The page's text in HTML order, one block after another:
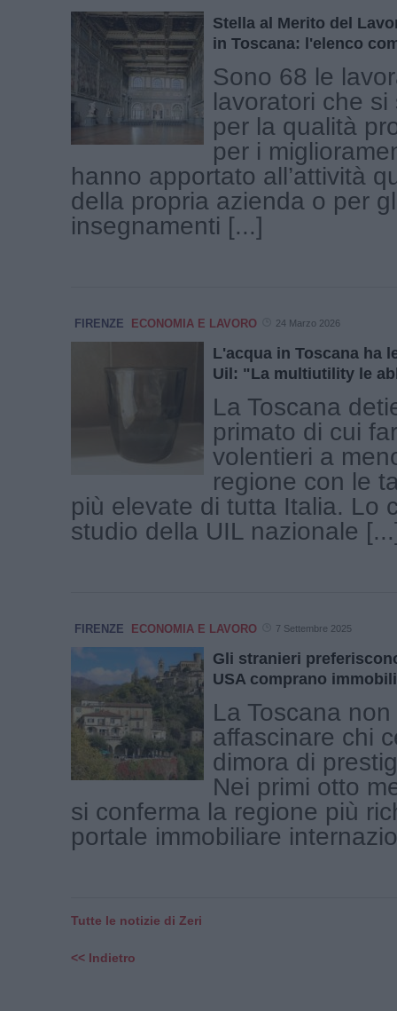
Stella al Merito del
in Toscana: l'elenco
Sono 68 le
lavoratori che
per la qualità
per i
hanno apportato all’attività
della propria azienda o per
insegnamenti [...]
FIRENZE ECONOMIA E LAVORO 24 Marzo 2026
L'acqua in Toscana ha
Uil: "La multiutility le
La Toscana
primato di cui
volentieri a
regione con le
più elevate di tutta Italia. Lo
studio della UIL nazionale
FIRENZE ECONOMIA E LAVORO 7 Settembre 2025
Gli stranieri
USA comprano
La Toscana
affascinare chi
dimora di
Nei primi otto
si conferma la regione più
portale immobiliare
Tutte le notizie di Zeri
<< Indietro